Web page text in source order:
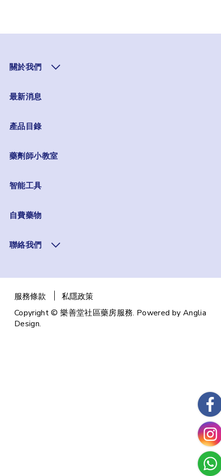
關於我們
最新消息
產品目錄
藥劑師小教室
智能工具
自費藥物
聯絡我們
服務條款
私隱政策
Copyright © 樂善堂社區藥房服務. Powered by Anglia
Design.